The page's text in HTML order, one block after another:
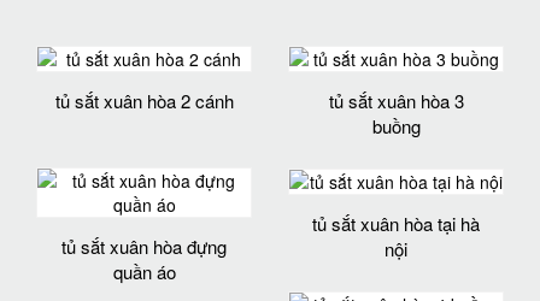
tủ sắt xuân hòa 2 cánh
tủ sắt xuân hòa 3
buồng
tủ sắt xuân hòa đựng
quần áo
tủ sắt xuân hòa tại hà
nội